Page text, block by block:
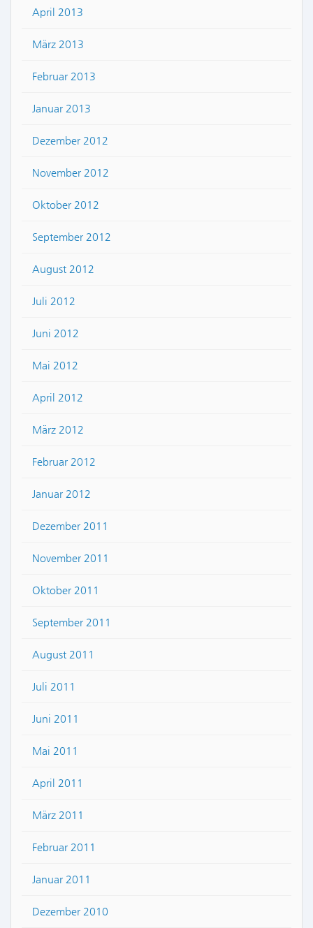
April 2013
März 2013
Februar 2013
Januar 2013
Dezember 2012
November 2012
Oktober 2012
September 2012
August 2012
Juli 2012
Juni 2012
Mai 2012
April 2012
März 2012
Februar 2012
Januar 2012
Dezember 2011
November 2011
Oktober 2011
September 2011
August 2011
Juli 2011
Juni 2011
Mai 2011
April 2011
März 2011
Februar 2011
Januar 2011
Dezember 2010